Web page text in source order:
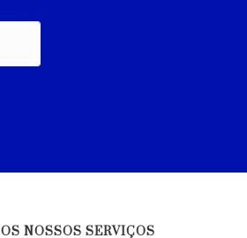
OS NOSSOS SERVIÇOS